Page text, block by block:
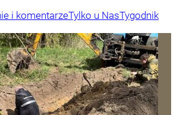
i komentarzeTylko u NasTygodnik